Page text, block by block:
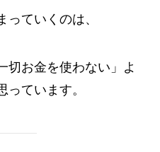
っていくのは、
切お金を使わない」よ
っています。